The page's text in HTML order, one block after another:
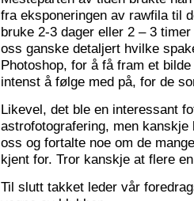
fra eksponeringen av rawfila til
bruke 2-3 dager eller 2 – 3
oss ganske detaljert hvilke
Photoshop, for å få fram et
intenst å følge med på, for de
Likevel, det ble en interessant
astrofotografering, men
oss og fortalte noe om de
kjent for. Tror kanskje at flere
Til slutt takket leder vår